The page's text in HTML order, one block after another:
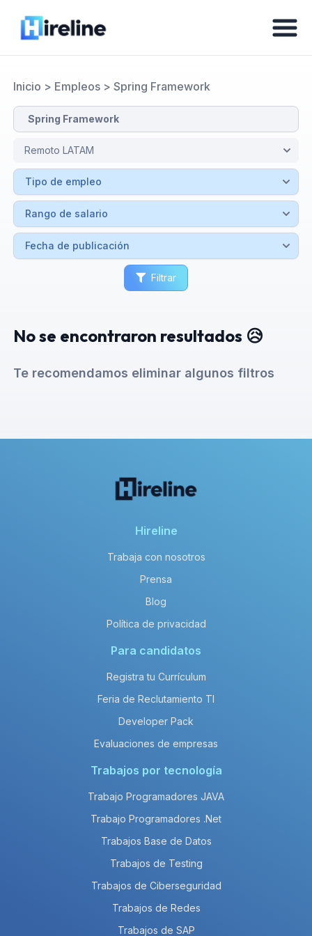
Inicio > Empleos> Spring Framework
Filtrar
No se encontraron resultados 😥
Te recomendamos eliminar algunos filtros
Hireline
Trabaja con nosotros
Prensa
Blog
Política de privacidad
Para candidatos
Registra tu Currículum
Feria de Reclutamiento TI
Developer Pack
Evaluaciones de empresas
Trabajos por tecnología
Trabajo Programadores JAVA
Trabajo Programadores .Net
Trabajos Base de Datos
Trabajos de Testing
Trabajos de Ciberseguridad
Trabajos de Redes
Trabajos de SAP